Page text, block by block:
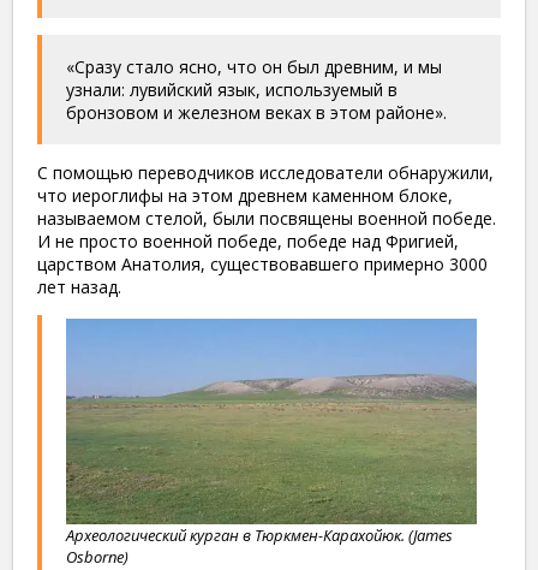
«Сразу стало ясно, что он был древним, и мы
узнали: лувийский язык, используемый в
бронзовом и железном веках в этом районе».
С помощью переводчиков исследователи обнаружили,
что иероглифы на этом древнем каменном блоке,
называемом стелой, были посвящены военной победе.
И не просто военной победе, победе над Фригией,
царством Анатолия, существовавшего примерно 3000
лет назад.
Археологический курган в Тюркмен-Карахойюк. (James
Osborne)